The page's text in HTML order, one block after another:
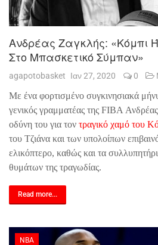
Ανδρέας Ζαγκλής: «Κόμπι
Στο Μπασκετικό Σύμπαν»
agapotobasket Ιαν 27, 2020 0
Με ένα φορτισμένο συγκινησιακά
γενικός γραμματέας της FIBA
οδύνη του για τον τραγικό χαμό του
του Τζιάνα και των υπολοίπων
ελικόπτερο, καθώς και τα
θυμάτων της τραγωδίας.
Read more...
NBA